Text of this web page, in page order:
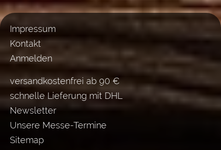
Impressum
Kontakt
Anmelden
versandkostenfrei ab 90 €
schnelle Lieferung mit DHL
Newsletter
Unsere Messe-Termine
Sitemap